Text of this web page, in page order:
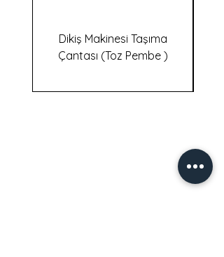
Dikiş Makinesi Taşıma
Çantası (Toz Pembe )